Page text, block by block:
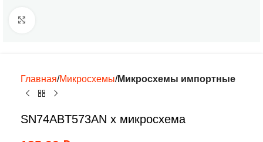
Главная Микросхемы Микросхемы импортные
SN74ABT573AN х микросхема